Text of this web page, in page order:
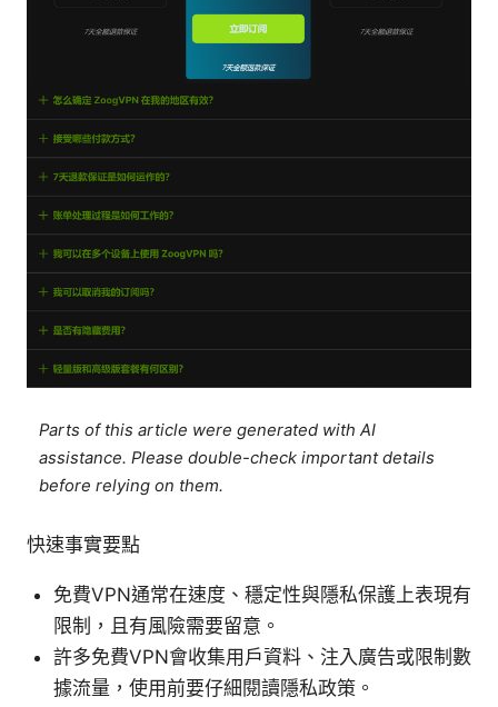
Parts of this article were generated with AI
assistance. Please double-check important details
before relying on them.
快速事實要點
免費VPN通常在速度、穩定性與隱私保護上表現有
限制，且有風險需要留意。
許多免費VPN會收集用戶資料、注入廣告或限制數
據流量，使用前要仔細閱讀隱私政策。